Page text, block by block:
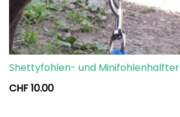
Shettyfohlen- und Minifohlenhalfter
CHF10.00